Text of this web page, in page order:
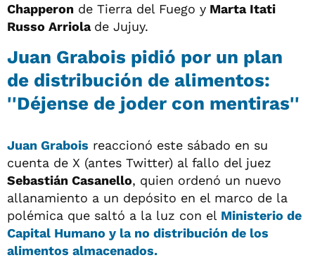
Chapperon de Tierra del Fuego y Marta Itati
Russo Arriola de Jujuy.
Juan Grabois pidió por un plan
de distribución de alimentos:
''Déjense de joder con mentiras''
Juan Grabois reaccionó este sábado en su
cuenta de X (antes Twitter) al fallo del juez
Sebastián Casanello, quien ordenó un nuevo
allanamiento a un depósito en el marco de la
polémica que saltó a la luz con el Ministerio de
Capital Humano y la no distribución de los
alimentos almacenados.